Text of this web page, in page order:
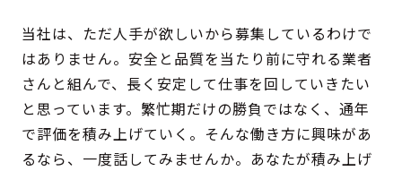
当社は、ただ人手が欲しいから募集しているわけで
はありません。安全と品質を当たり前に守れる業者
さんと組んで、長く安定して仕事を回していきたい
と思っています。繁忙期だけの勝負ではなく、通年
で評価を積み上げていく。そんな働き方に興味があ
るなら、一度話してみませんか。あなたが積み上げ